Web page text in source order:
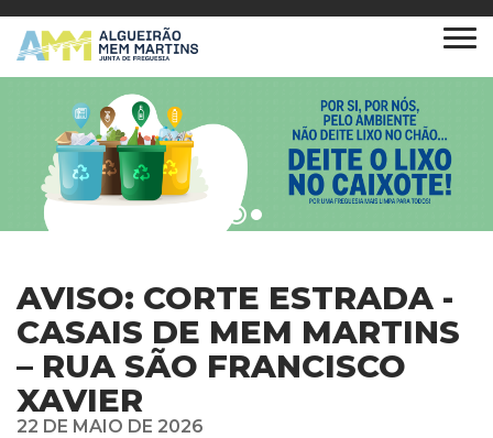
AVISO: CORTE ESTRADA -
CASAIS DE MEM MARTINS
– RUA SÃO FRANCISCO
XAVIER
22 DE MAIO DE 2026